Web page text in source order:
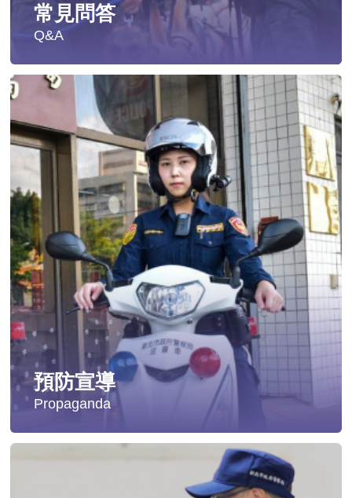
常見問答
Q&A
遭受性侵害時，可向哪些單位求助？
發生性侵害案件後，我可以請社工陪同嗎?
發生性侵害案件後，我需要去驗傷嗎?
遇到性騷擾案件之處理？
當你遭受到家庭暴力時該如何處理？
如何執行家庭暴力加害人訪查、訪查對象及期間為何?
預防宣導
Propaganda